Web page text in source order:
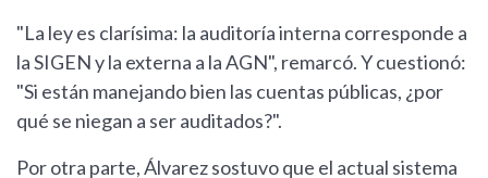
"La ley es clarísima: la auditoría interna corresponde a
la SIGEN y la externa a la AGN", remarcó. Y cuestionó:
"Si están manejando bien las cuentas públicas, ¿por
qué se niegan a ser auditados?".
Por otra parte, Álvarez sostuvo que el actual sistema